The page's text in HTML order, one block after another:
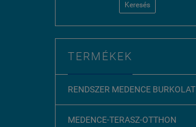
Keresés
TERMÉKEK
RENDSZER MEDENCE BURKOLAT
MEDENCE-TERASZ-OTTHON